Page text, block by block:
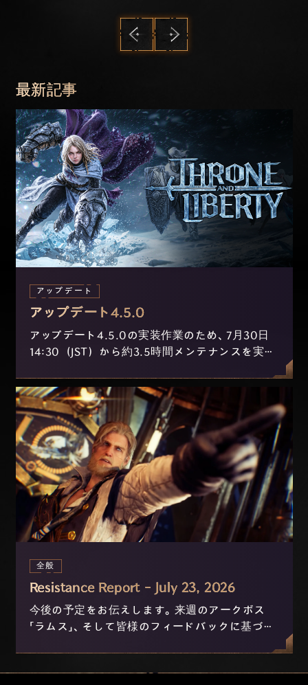
最新記事
アップデート
アップデート4.5.0
アップデート4.5.0の実装作業のため、7月30日
14:30（JST）から約3.5時間メンテナンスを実施
全般
Resistance Report - July 23, 2026
今後の予定をお伝えします。来週のアークボス
「ラムス」、そして皆様のフィードバックに基づき